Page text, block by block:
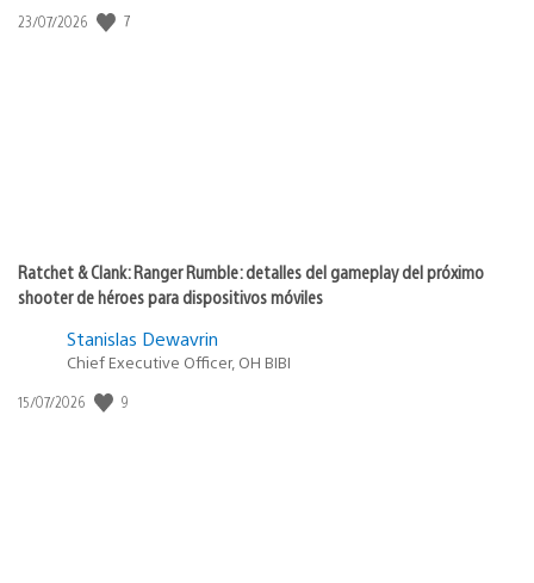
Fecha
23/07/2026 7
Ratchet & Clank: Ranger Rumble: detalles del gameplay del próximo
shooter de héroes para dispositivos móviles
Stanislas Dewavrin
Chief Executive Officer, OH BIBI
Fecha
15/07/2026 9